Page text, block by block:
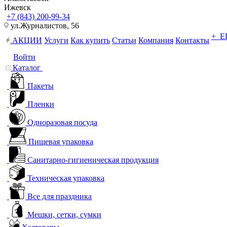
Ижевск
+7 (843) 200-99-34
ул.Журналистов, 56
АКЦИИ Услуги Как купить Статьи Компания Контакты +
Войти
Каталог
Пакеты
Пленки
Одноразовая посуда
Пищевая упаковка
Санитарно-гигиеническая продукция
Техническая упаковка
Все для праздника
Мешки, сетки, сумки